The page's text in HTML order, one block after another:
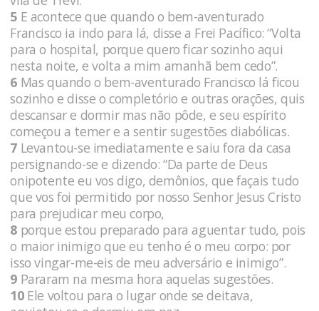
5 E acontece que quando o bem-aventurado
Francisco ia indo para lá, disse a Frei Pacífico: “Volta
para o hospital, porque quero ficar sozinho aqui
nesta noite, e volta a mim amanhã bem cedo”.
6 Mas quando o bem-aventurado Francisco lá ficou
sozinho e disse o completório e outras orações, quis
descansar e dormir mas não pôde, e seu espírito
começou a temer e a sentir sugestões diabólicas.
7 Levantou-se imediatamente e saiu fora da casa
persignando-se e dizendo: “Da parte de Deus
onipotente eu vos digo, demônios, que façais tudo
que vos foi permitido por nosso Senhor Jesus Cristo
para prejudicar meu corpo,
8 porque estou preparado para aguentar tudo, pois
o maior inimigo que eu tenho é o meu corpo: por
isso vingar-me-eis de meu adversário e inimigo”.
9 Pararam na mesma hora aquelas sugestões.
10Ele voltou para o lugar onde se deitava,